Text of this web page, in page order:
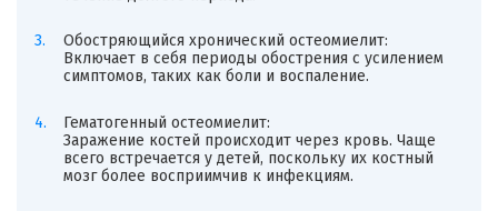
Обостряющийся хронический остеомиелит:
Включает в себя периоды обострения с усилением
симптомов, таких как боли и воспаление.
Гематогенный остеомиелит:
Заражение костей происходит через кровь. Чаще
всего встречается у детей, поскольку их костный
мозг более восприимчив к инфекциям.